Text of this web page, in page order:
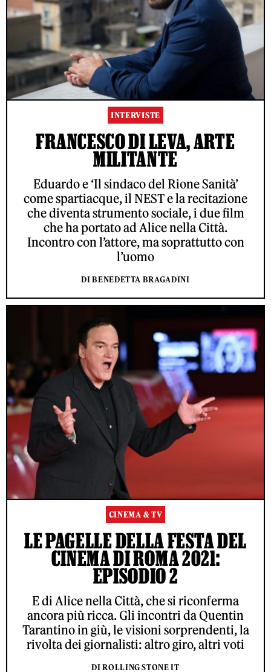
INTERVISTE
FRANCESCO DI LEVA, ARTE
MILITANTE
Eduardo e ‘Il sindaco del Rione Sanità’
come spartiacque, il NEST e la recitazione
che diventa strumento sociale, i due film
che ha portato ad Alice nella Città.
Incontro con l’attore, ma soprattutto con
l’uomo
DI BENEDETTA BRAGADINI
CINEMA & TV
LE PAGELLE DELLA FESTA DEL
CINEMA DI ROMA 2021:
EPISODIO 2
E di Alice nella Città, che si riconferma
ancora più ricca. Gli incontri da Quentin
Tarantino in giù, le visioni sorprendenti, la
rivolta dei giornalisti: altro giro, altri voti
DI ROLLING STONE IT